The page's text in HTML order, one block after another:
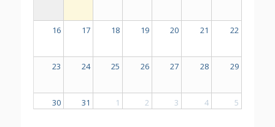
16 17 18 19 20 21 22
23 24 25 26 27 28 29
30 31 1 2 3 4 5